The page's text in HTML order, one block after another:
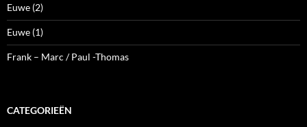
Euwe (2)
Euwe (1)
Frank – Marc / Paul -Thomas
CATEGORIEËN